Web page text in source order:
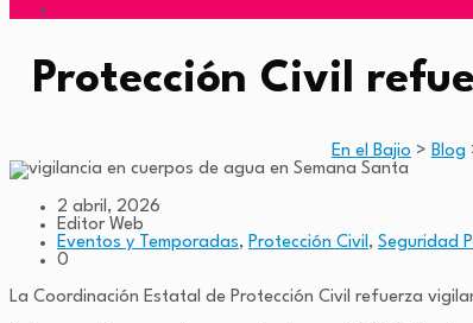
Protección Civil
En el Bajio > Blog
2 abril, 2026
Editor Web
Eventos y Temporadas, Protección Civil , Seguridad
0
La Coordinación Estatal de Protección Civil refuerza